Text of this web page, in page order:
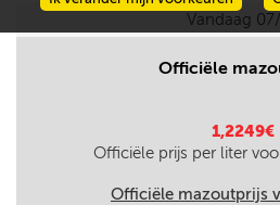
Vandaag
Officiële
1,2249€
Officiële prijs per liter
Officiële mazoutprijs